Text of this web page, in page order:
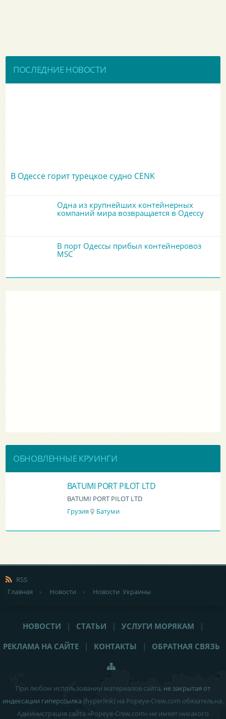
ПОСЛЕДНИЕ НОВОСТИ
В Одессе горит турецкое судно CENK
Одна из крупнейших контейнерных
компаний мира возвращается в Одессу
В порт Одессы прибыл контейнеровоз
MSC
ОБНОВЛЕННЫЕ КРУИНГИ
BATUMI PORT PILOT LTD
BATUMI PORT PILOT LTD
Грузия
Батуми
RSS
Главная
› Новости › Новости Украины
НОВОСТИ | СТАТЬИ | УСЛУГИ МОРЯКАМ
|
РЕКЛАМА НА САЙТЕ
| КОНТАКТЫ | ОБРАТНАЯ СВЯЗЬ
При любом использовании материалов сайта, не закрытая от
индексации гиперссылка (hyperlink) на Popeye-Crew.com обязательна.
Администрация сайта «Popeye-Crew.com» не имеет никакого